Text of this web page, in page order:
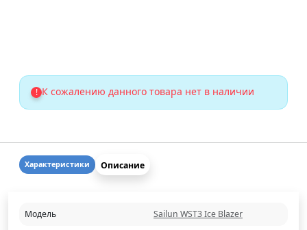
! К сожалению данного товара нет в наличии
Характеристики Описание
Модель
Sailun WST3 Ice Blazer